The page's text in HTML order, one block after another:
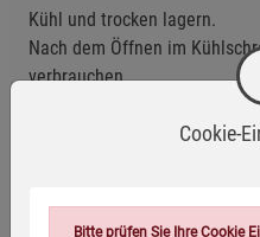
Kühl und trocken lagern.
Nach dem Öffnen im
verbrauchen.
Mindestens haltbar bis: siehe
Cookie-
Bitte prüfen Sie Ihre Cookie